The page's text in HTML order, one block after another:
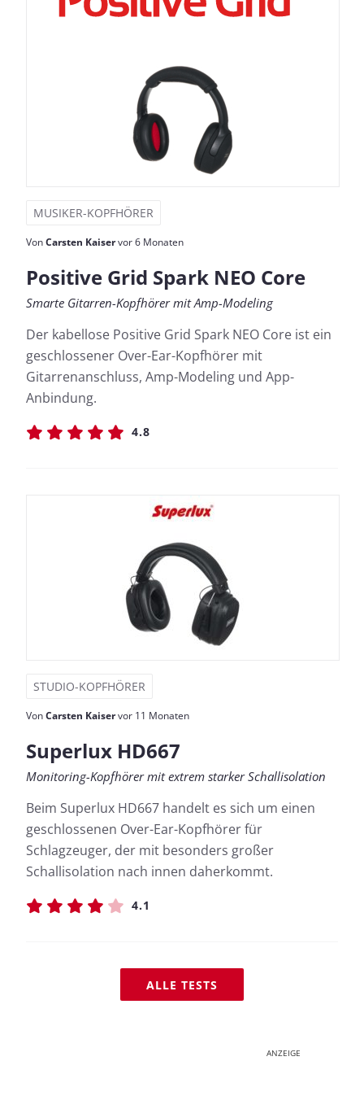
MUSIKER-KOPFHÖRER
VonCarsten Kaiservor 6 Monaten
Positive Grid Spark NEO Core
Smarte Gitarren-Kopfhörer mit Amp-Modeling
Der kabellose Positive Grid Spark NEO Core ist ein
geschlossener Over-Ear-Kopfhörer mit
Gitarrenanschluss, Amp-Modeling und App-
Anbindung.
4.8
STUDIO-KOPFHÖRER
VonCarsten Kaiservor 11 Monaten
Superlux HD667
Monitoring-Kopfhörer mit extrem starker Schallisolation
Beim Superlux HD667 handelt es sich um einen
geschlossenen Over-Ear-Kopfhörer für
Schlagzeuger, der mit besonders großer
Schallisolation nach innen daherkommt.
4.1
ALLE TESTS
ANZEIGE